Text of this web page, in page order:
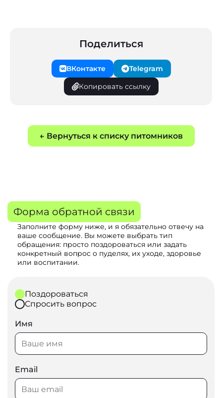
Поделиться
ВКонтакте
Telegram
Копировать ссылку
← Вернуться к списку питомников
Форма обратной связи
Заполните форму ниже, и я обязательно отвечу на
ваше сообщение. Вы можете выбрать тип
обращения: просто поздороваться или задать
конкретный вопрос о пуделях, их уходе, здоровье
или воспитании.
Поздороваться
Спросить вопрос
Имя
Email